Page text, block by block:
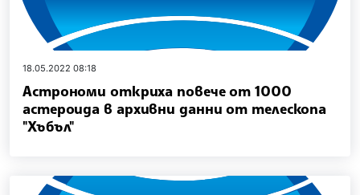
18.05.2022 08:18
Астрономи откриха повече от 1000
астероида в архивни данни от телескопа
"Хъбъл"